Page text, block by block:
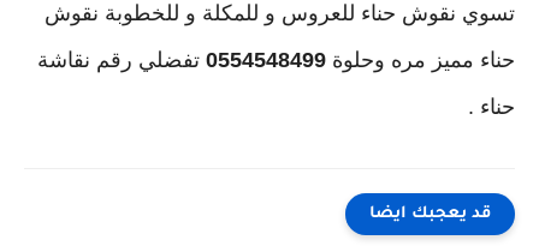
تسوي نقوش حناء للعروس و للمكلة و للخطوبة نقوش
حناء مميز مره وحلوة 0554548499 تفضلي رقم نقاشة
حناء .
قد يعجبك ايضا